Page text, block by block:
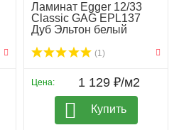
Ламинат Egger 12/33
Classic GAG EPL137
Дуб Эльтон белый
(1)
Цена: 1 129 ₽/м2
Купить